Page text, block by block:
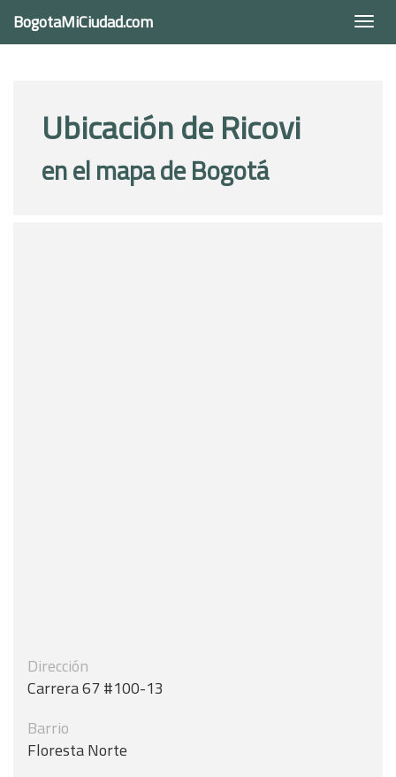
BogotaMiCiudad.com
Ubicación de Ricovi
en el mapa de Bogotá
Dirección
Carrera 67 #100-13
Barrio
Floresta Norte